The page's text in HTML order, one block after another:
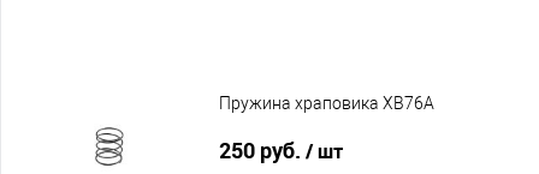
Пружина храповика XB76A
250 руб. / шт